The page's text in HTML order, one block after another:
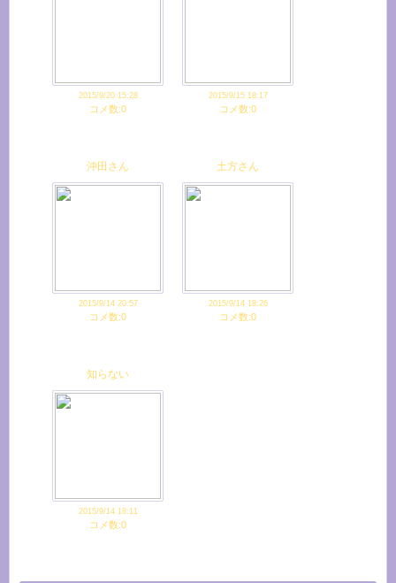
2015/9/20 15:28
コメ数:0
2015/9/15 18:17
コメ数:0
沖田さん
2015/9/14 20:57
コメ数:0
土方さん
2015/9/14 18:26
コメ数:0
知らない
2015/9/14 18:11
コメ数:0